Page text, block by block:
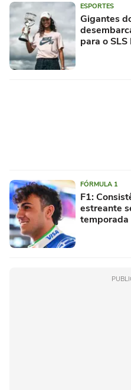
ESPORTES
Gigantes
para o
FÓRMULA 1
F1:
estreante